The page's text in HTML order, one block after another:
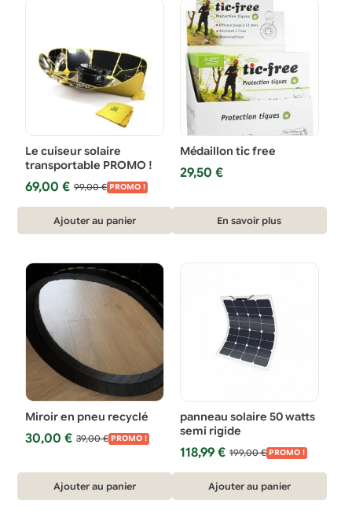
Le cuiseur solaire
transportable PROMO !
99,00€
Le
initial
était :
69,00€
Le
actuel
est :
PROMO !
Ajouter au panier
Médaillon tic free
29,50 €
En savoir plus
Miroir en pneu recyclé
39,00€
Le
était :
39,00 €.
30,00€
Le
30,00 €.
PROMO !
Ajouter au panier
panneau solaire 50 watts
semi rigide
199,00€
Le
initial
était :
118,99 €
Le
actuel
est :
PROMO !
Ajouter au panier